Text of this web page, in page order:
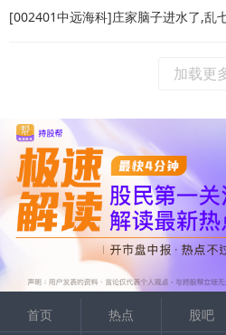
[002401中远海科]庄家脑子进水了,乱
加载更
首页 热点 股吧